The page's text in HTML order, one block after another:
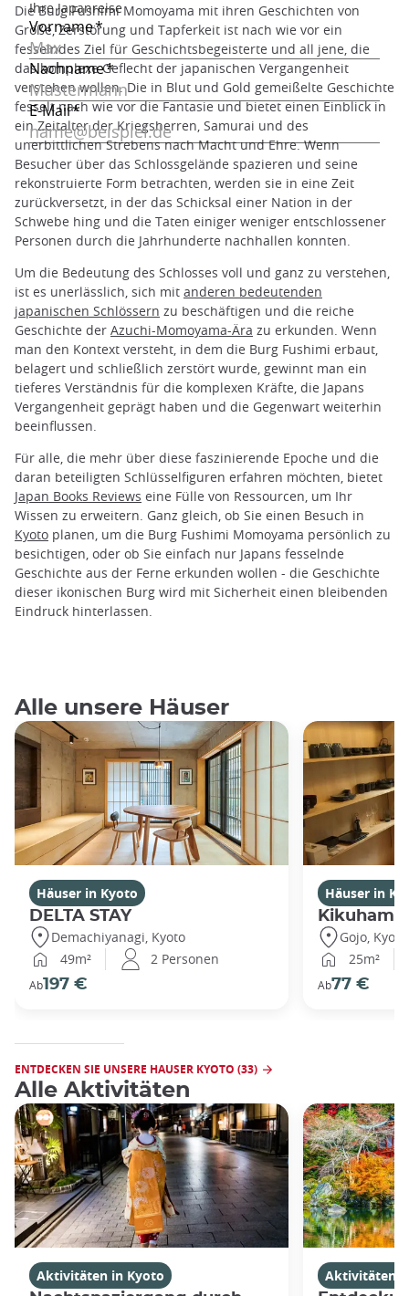
Die Burg Fushimi Momoyama mit ihren Geschichten von
Größe, Zerstörung und Tapferkeit ist nach wie vor ein
fesselndes Ziel für Geschichtsbegeisterte und all jene, die
das komplexe Geflecht der japanischen Vergangenheit
verstehen wollen. Die in Blut und Gold gemeißelte Geschichte
fesselt nach wie vor die Fantasie und bietet einen Einblick in
ein Zeitalter der Kriegsherren, Samurai und des
unerbittlichen Strebens nach Macht und Ehre. Wenn
Besucher über das Schlossgelände spazieren und seine
rekonstruierte Form betrachten, werden sie in eine Zeit
zurückversetzt, in der das Schicksal einer Nation in der
Schwebe hing und die Taten einiger weniger entschlossener
Personen durch die Jahrhunderte nachhallen konnten.
Um die Bedeutung des Schlosses voll und ganz zu verstehen,
ist es unerlässlich, sich mit anderen bedeutenden
japanischen Schlössern zu beschäftigen und die reiche
Geschichte der Azuchi-Momoyama-Ära zu erkunden. Wenn
man den Kontext versteht, in dem die Burg Fushimi erbaut,
belagert und schließlich zerstört wurde, gewinnt man ein
tieferes Verständnis für die komplexen Kräfte, die Japans
Vergangenheit geprägt haben und die Gegenwart weiterhin
beeinflussen.
Für alle, die mehr über diese faszinierende Epoche und die
daran beteiligten Schlüsselfiguren erfahren möchten, bietet
Japan Books Reviews eine Fülle von Ressourcen, um Ihr
Wissen zu erweitern. Ganz gleich, ob Sie einen Besuch in
Kyoto planen, um die Burg Fushimi Momoyama persönlich zu
besichtigen, oder ob Sie einfach nur Japans fesselnde
Geschichte aus der Ferne erkunden wollen - die Geschichte
dieser ikonischen Burg wird mit Sicherheit einen bleibenden
Eindruck hinterlassen.
Alle unsere Häuser
Häuser in Kyoto
DELTA STAY
Demachiyanagi, Kyoto
49m²
2 Personen
Ab197 €
Häuser in
Kikuhama
Gojo, Kyoto
25m²
Ab77 €
ENTDECKEN SIE UNSERE HAUSER KYOTO (33)
Alle Aktivitäten
Aktivitäten in Kyoto
Aktivitäten